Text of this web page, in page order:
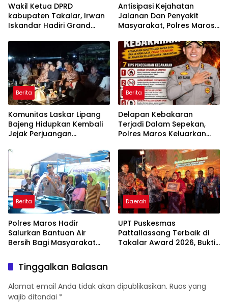
Wakil Ketua DPRD
kabupaten Takalar, Irwan
Iskandar Hadiri Grand
Pertama di Takalar,
Melayani Terapis Gratis
untuk Pasien Dhuafa dan
umum.
Antisipasi Kejahatan
Jalanan Dan Penyakit
Masyarakat, Polres Maros
Kondusif
Berita
Komunitas Laskar Lipang
Bajeng Hidupkan Kembali
Jejak Perjuangan
Wabup Takalar: Apresiasi
Bahwa Sejarah Adalah
Warisan yang Tak Ternilai”.
Berita
Delapan Kebakaran
Terjadi Dalam Sepekan,
Polres Maros Keluarkan
Masyarakat
Berita
Polres Maros Hadir
Salurkan Bantuan Air
Bersih Bagi Masyarakat
Di Maros
Daerah
UPT Puskesmas
Pattallassang Terbaik di
Takalar Award 2026, Bukti
Tinggalkan Balasan
Alamat email Anda tidak akan dipublikasikan. Ruas yang
wajib ditandai *